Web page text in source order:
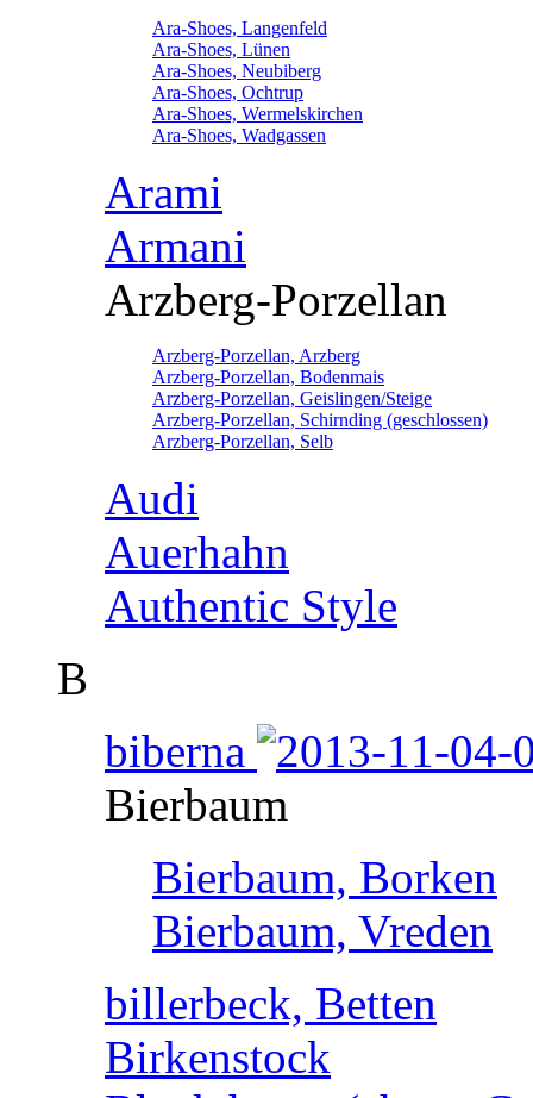
Ara-Shoes, Langenfeld
Ara-Shoes, Lünen
Ara-Shoes, Neubiberg
Ara-Shoes, Ochtrup
Ara-Shoes, Wermelskirchen
Ara-Shoes, Wadgassen
Arami
Armani
Arzberg-Porzellan
Arzberg-Porzellan, Arzberg
Arzberg-Porzellan, Bodenmais
Arzberg-Porzellan, Geislingen/Steige
Arzberg-Porzellan, Schirnding (geschlossen)
Arzberg-Porzellan, Selb
Audi
Auerhahn
Authentic Style
B
biberna
Bierbaum
Bierbaum, Borken
Bierbaum, Vreden
billerbeck, Betten
Birkenstock